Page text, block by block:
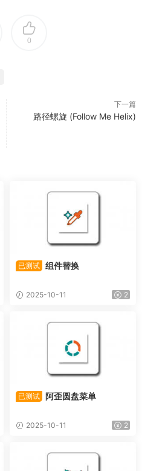
0
下一篇
路径螺旋 (Follow Me Helix)
已测试 组件替换
2025-10-11 2
已测试 阿歪圆盘菜单
2025-10-11 2